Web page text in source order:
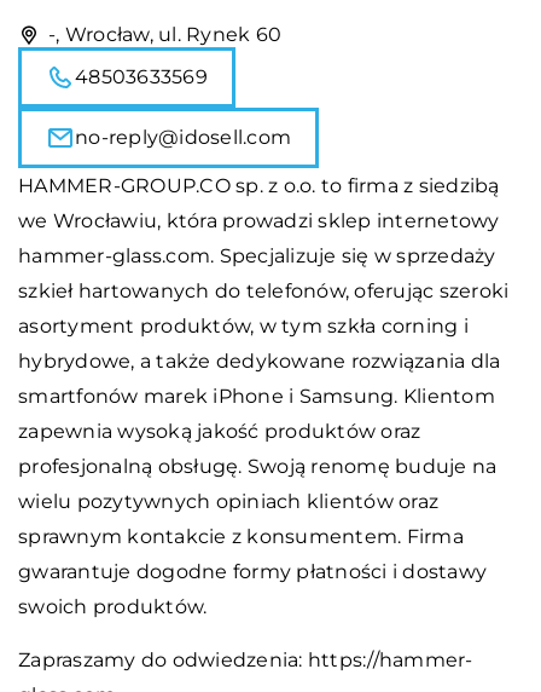
-, Wrocław, ul. Rynek 60
48503633569
no-reply@idosell.com
HAMMER-GROUP.CO sp. z o.o. to firma z siedzibą
we Wrocławiu, która prowadzi sklep internetowy
hammer-glass.com. Specjalizuje się w sprzedaży
szkieł hartowanych do telefonów, oferując szeroki
asortyment produktów, w tym szkła corning i
hybrydowe, a także dedykowane rozwiązania dla
smartfonów marek iPhone i Samsung. Klientom
zapewnia wysoką jakość produktów oraz
profesjonalną obsługę. Swoją renomę buduje na
wielu pozytywnych opiniach klientów oraz
sprawnym kontakcie z konsumentem. Firma
gwarantuje dogodne formy płatności i dostawy
swoich produktów.
Zapraszamy do odwiedzenia: https://hammer-